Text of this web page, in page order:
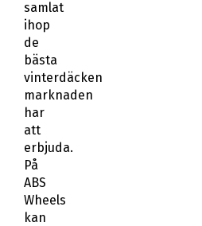
samlat
ihop
de
bästa
vinterdäcken
marknaden
har
att
erbjuda.
På
ABS
Wheels
kan